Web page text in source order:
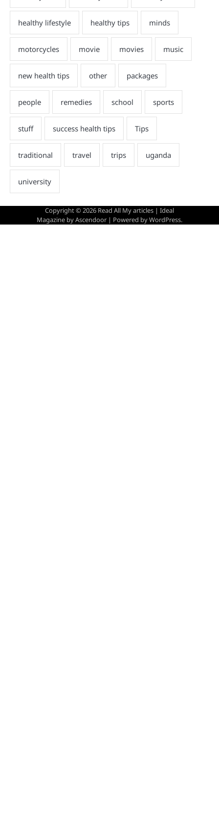
Copyright © 2026 Read All My articles | Ideal
Magazine byAscendoor | Powered byWordPress.